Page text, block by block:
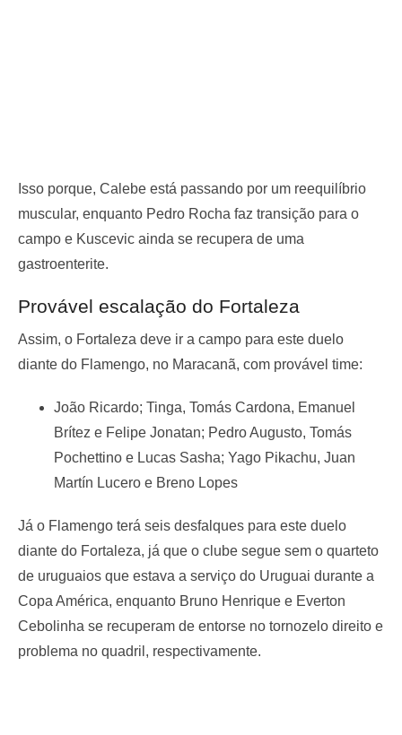
Isso porque, Calebe está passando por um reequilíbrio
muscular, enquanto Pedro Rocha faz transição para o
campo e Kuscevic ainda se recupera de uma
gastroenterite.
Provável escalação do Fortaleza
Assim, o Fortaleza deve ir a campo para este duelo
diante do Flamengo, no Maracanã, com provável time:
João Ricardo; Tinga, Tomás Cardona, Emanuel
Brítez e Felipe Jonatan; Pedro Augusto, Tomás
Pochettino e Lucas Sasha; Yago Pikachu, Juan
Martín Lucero e Breno Lopes
Já o Flamengo terá seis desfalques para este duelo
diante do Fortaleza, já que o clube segue sem o quarteto
de uruguaios que estava a serviço do Uruguai durante a
Copa América, enquanto Bruno Henrique e Everton
Cebolinha se recuperam de entorse no tornozelo direito e
problema no quadril, respectivamente.